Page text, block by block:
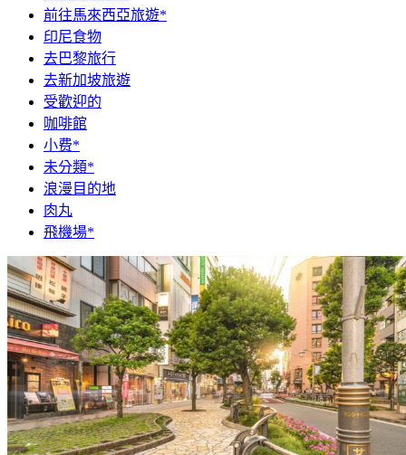
前往馬來西亞旅遊*
印尼食物
去巴黎旅行
去新加坡旅遊
受歡迎的
咖啡館
小费*
未分類*
浪漫目的地
肉丸
飛機場*